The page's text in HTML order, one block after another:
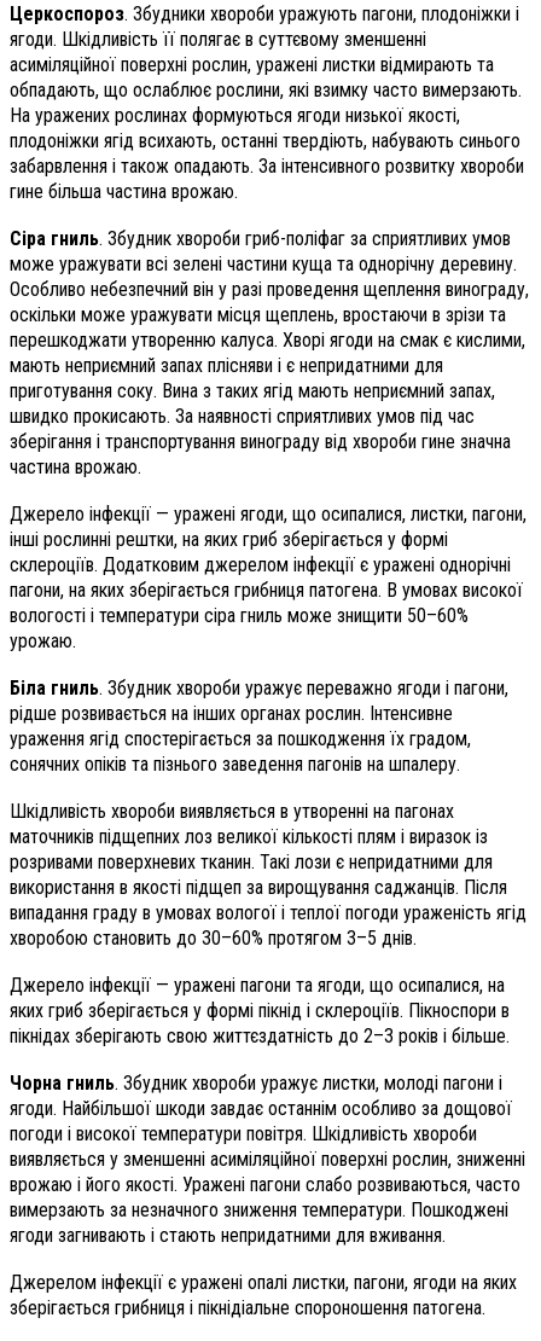
Церкоспороз. Збудники хвороби уражують пагони, плодоніжки і
ягоди. Шкідливість її полягає в суттєвому зменшенні
асиміляційної поверхні рослин, уражені листки відмирають та
обпадають, що ослаблює рослини, які взимку часто вимерзають.
На уражених рослинах формуються ягоди низької якості,
плодоніжки ягід всихають, останні твердіють, набувають синього
забарвлення і також опадають. За інтенсивного розвитку хвороби
гине більша частина врожаю.
Сіра гниль. Збудник хвороби гриб-поліфаг за сприятливих умов
може уражувати всі зелені частини куща та однорічну деревину.
Особливо небезпечний він у разі проведення щеплення винограду,
оскільки може уражувати місця щеплень, вростаючи в зрізи та
перешкоджати утворенню калуса. Хворі ягоди на смак є кислими,
мають неприємний запах плісняви і є непридатними для
приготування соку. Вина з таких ягід мають неприємний запах,
швидко прокисають. За наявності сприятливих умов під час
зберігання і транспортування винограду від хвороби гине значна
частина врожаю.
Джерело інфекції — уражені ягоди, що осипалися, листки, пагони,
інші рослинні рештки, на яких гриб зберігається у формі
склероціїв. Додатковим джерелом інфекції є уражені однорічні
пагони, на яких зберігається грибниця патогена. В умовах високої
вологості і температури сіра гниль може знищити 50–60%
урожаю.
Біла гниль. Збудник хвороби уражує переважно ягоди і пагони,
рідше розвивається на інших органах рослин. Інтенсивне
ураження ягід спостерігається за пошкодження їх градом,
сонячних опіків та пізнього заведення пагонів на шпалеру.
Шкідливість хвороби виявляється в утворенні на пагонах
маточників підщепних лоз великої кількості плям і виразок із
розривами поверхневих тканин. Такі лози є непридатними для
використання в якості підщеп за вирощування саджанців. Після
випадання граду в умовах вологої і теплої погоди ураженість ягід
хворобою становить до 30–60% протягом 3–5 днів.
Джерело інфекції — уражені пагони та ягоди, що осипалися, на
яких гриб зберігається у формі пікнід і склероціїв. Пікноспори в
пікнідах зберігають свою життєздатність до 2–3 років і більше.
Чорна гниль. Збудник хвороби уражує листки, молоді пагони і
ягоди. Найбільшої шкоди завдає останнім особливо за дощової
погоди і високої температури повітря. Шкідливість хвороби
виявляється у зменшенні асиміляційної поверхні рослин, зниженні
врожаю і його якості. Уражені пагони слабо розвиваються, часто
вимерзають за незначного зниження температури. Пошкоджені
ягоди загнивають і стають непридатними для вживання.
Джерелом інфекції є уражені опалі листки, пагони, ягоди на яких
зберігається грибниця і пікнідіальне спороношення патогена.